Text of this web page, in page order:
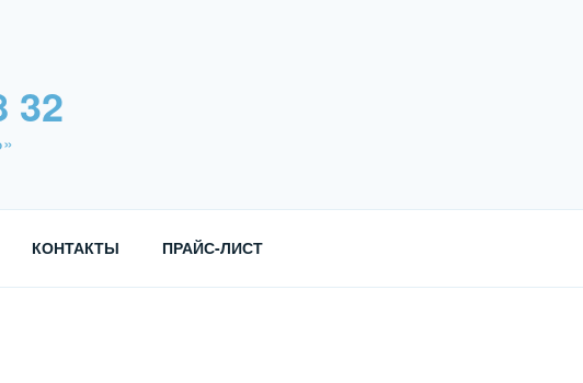
32
КОНТАКТЫ ПРАЙС-ЛИСТ